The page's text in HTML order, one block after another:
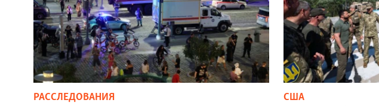
РАССЛЕДОВАНИЯ США